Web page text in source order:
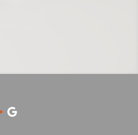
Google